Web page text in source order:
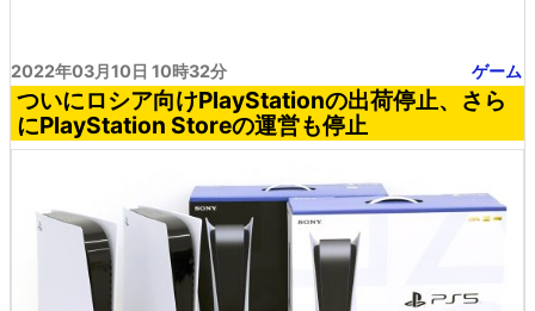
2022年03月10日 10時32分 ゲーム
ついにロシア向けPlayStationの出荷停止、さら
にPlayStation Storeの運営も停止